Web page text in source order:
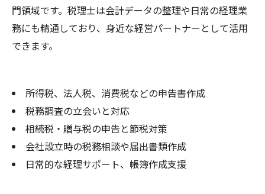
門領域です。税理士は会計データの整理や日常の経理業
務にも精通しており、身近な経営パートナーとして活用
できます。
所得税、法人税、消費税などの申告書作成
税務調査の立会いと対応
相続税・贈与税の申告と節税対策
会社設立時の税務相談や届出書類作成
日常的な経理サポート、帳簿作成支援